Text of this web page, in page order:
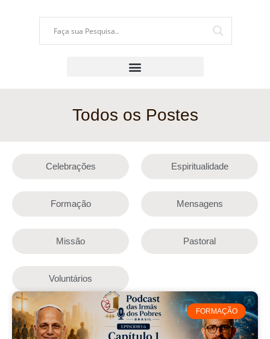
Todos os Postes
Celebrações Espiritualidade
Formação Mensagens
Missão Pastoral
Voluntários
FORMAÇÃO